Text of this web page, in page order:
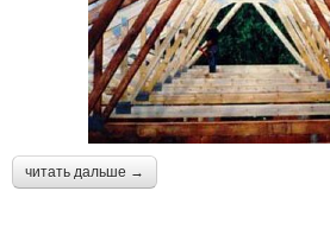
читать дальше →